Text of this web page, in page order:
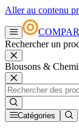
Aller au contenu
Rechercher un
Blousons &
Catégories